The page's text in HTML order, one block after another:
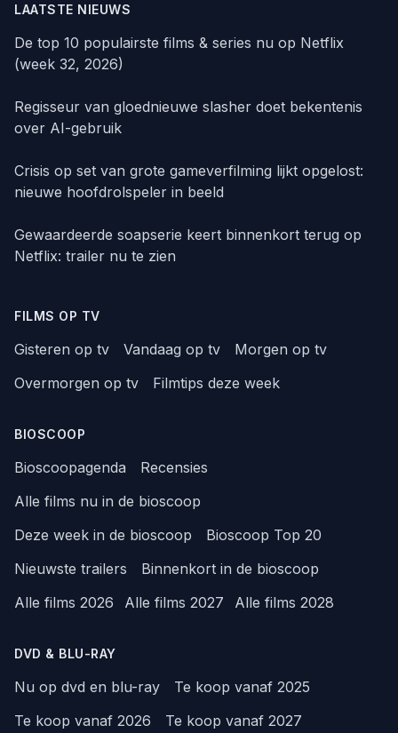
LAATSTE NIEUWS
De top 10 populairste films & series nu op Netflix
(week 32, 2026)
Regisseur van gloednieuwe slasher doet bekentenis
over AI-gebruik
Crisis op set van grote gameverfilming lijkt opgelost:
nieuwe hoofdrolspeler in beeld
Gewaardeerde soapserie keert binnenkort terug op
Netflix: trailer nu te zien
FILMS OP TV
Gisteren op tv Vandaag op tv
Morgen op tv
Overmorgen op tv
Filmtips deze week
BIOSCOOP
Bioscoopagenda
Recensies
Alle films nu in de bioscoop
Deze week in de bioscoop
Bioscoop Top 20
Nieuwste trailers
Binnenkort in de bioscoop
Alle films 2026
Alle films 2027 Alle films 2028
DVD & BLU-RAY
Nu op dvd en blu-ray
Te koop vanaf 2025
Te koop vanaf 2026
Te koop vanaf 2027